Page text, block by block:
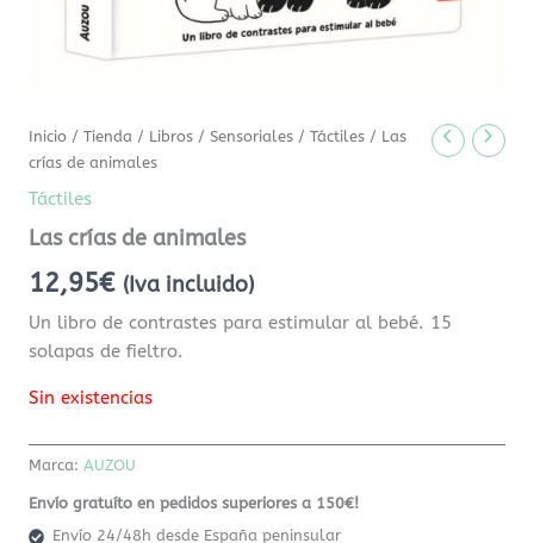
Inicio /Tienda / Libros /Sensoriales /Táctiles / Las
crías de animales
Táctiles
Las crías de animales
12,95€ (Iva incluido)
Un libro de contrastes para estimular al bebé. 15
solapas de fieltro.
Sin existencias
Marca:AUZOU
Envío gratuíto en pedidos superiores a 150€!
Envío 24/48h desde España peninsular